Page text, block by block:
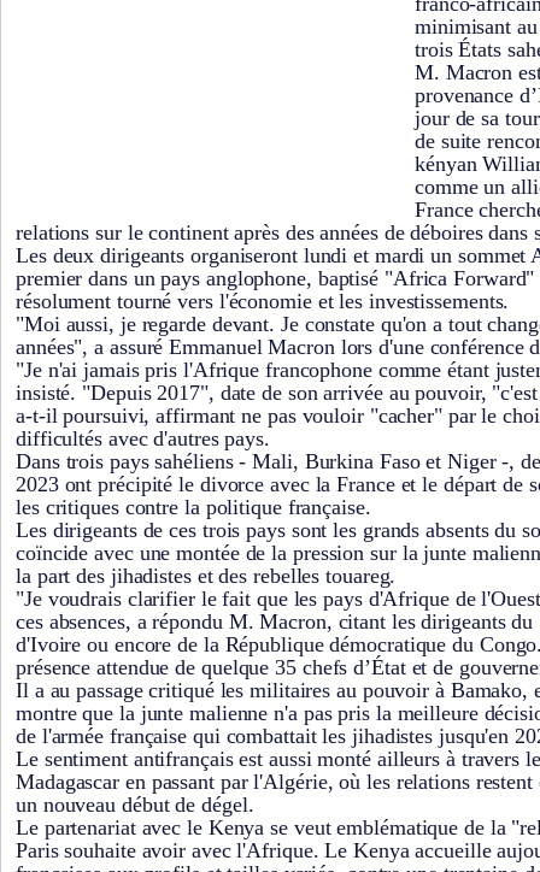
minimisant
trois États
M. Macron
provenance
jour de sa
de suite
kényan
comme un
France
relations sur le continent après des années de déboires dans
Les deux dirigeants organiseront lundi et mardi un sommet
premier dans un pays anglophone, baptisé "Africa
résolument tourné vers l'économie et les investissements.
"Moi aussi, je regarde devant. Je constate qu'on a tout
années", a assuré Emmanuel Macron lors d'une conférence
"Je n'ai jamais pris l'Afrique francophone comme étant
insisté. "Depuis 2017", date de son arrivée au pouvoir,
a-t-il poursuivi, affirmant ne pas vouloir "cacher" par le
difficultés avec d'autres pays.
Dans trois pays sahéliens - Mali, Burkina Faso et Niger -,
2023 ont précipité le divorce avec la France et le départ de
les critiques contre la politique française.
Les dirigeants de ces trois pays sont les grands absents du
coïncide avec une montée de la pression sur la junte
la part des jihadistes et des rebelles touareg.
"Je voudrais clarifier le fait que les pays d'Afrique de
ces absences, a répondu M. Macron, citant les dirigeants du
d'Ivoire ou encore de la République démocratique du
présence attendue de quelque 35 chefs d’État et de
Il a au passage critiqué les militaires au pouvoir à Bamako,
montre que la junte malienne n'a pas pris la meilleure
de l'armée française qui combattait les jihadistes jusqu'en
Le sentiment antifrançais est aussi monté ailleurs à travers
Madagascar en passant par l'Algérie, où les relations
un nouveau début de dégel.
Le partenariat avec le Kenya se veut emblématique de la
Paris souhaite avoir avec l'Afrique. Le Kenya accueille